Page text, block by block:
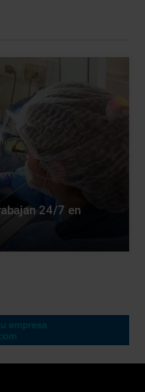
24/7 en